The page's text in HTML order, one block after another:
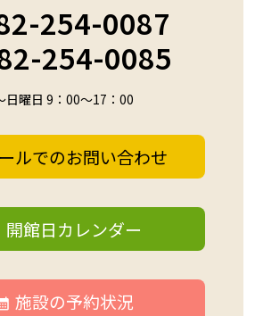
254-0087
254-0085
日曜日 9：00～17：00
ルでのお問い合わせ
開館日カレンダー
施設の予約状況